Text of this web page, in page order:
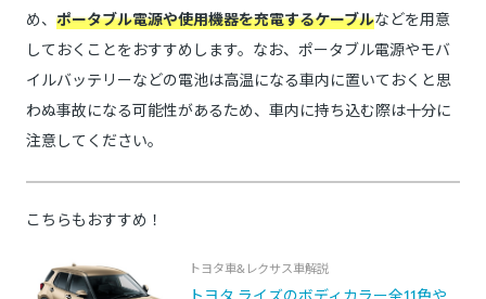
め、 ポータブル電源や使用機器を充電するケーブルなどを用意
しておくことをおすすめします。なお、ポータブル電源やモバ
イルバッテリーなどの電池は高温になる車内に置いておくと思
わぬ事故になる可能性があるため、車内に持ち込む際は十分に
注意してください。